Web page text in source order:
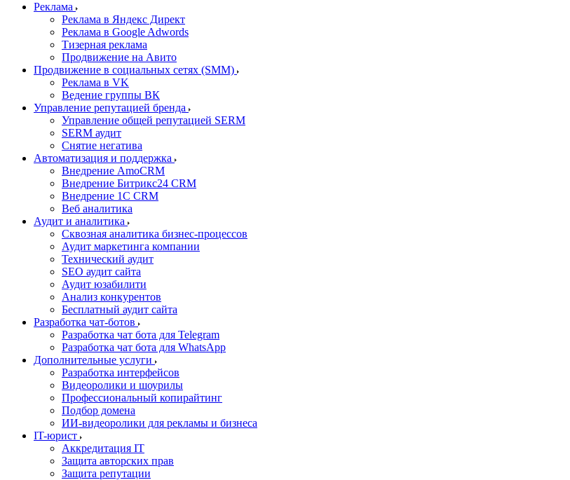
Реклама
Реклама в Яндекс Директ
Реклама в Google Adwords
Тизерная реклама
Продвижение на Авито
Продвижение в социальных сетях (SMM)
Реклама в VK
Ведение группы ВК
Управление репутацией бренда
Управление общей репутацией SERM
SERM аудит
Снятие негатива
Автоматизация и поддержка
Внедрение AmoCRM
Внедрение Битрикс24 CRM
Внедрение 1C CRM
Веб аналитика
Аудит и аналитика
Сквозная аналитика бизнес-процессов
Аудит маркетинга компании
Технический аудит
SEO аудит сайта
Аудит юзабилити
Анализ конкурентов
Бесплатный аудит сайта
Разработка чат-ботов
Разработка чат бота для Telegram
Разработка чат бота для WhatsApp
Дополнительные услуги
Разработка интерфейсов
Видеоролики и шоурилы
Профессиональный копирайтинг
Подбор домена
ИИ-видеоролики для рекламы и бизнеса
IT-юрист
Аккредитация IT
Защита авторских прав
Защита репутации